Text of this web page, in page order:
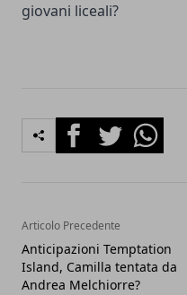
giovani liceali?
FacebookTwitterWhatsapp
Articolo Precedente
Anticipazioni Temptation
Island, Camilla tentata da
Andrea Melchiorre?